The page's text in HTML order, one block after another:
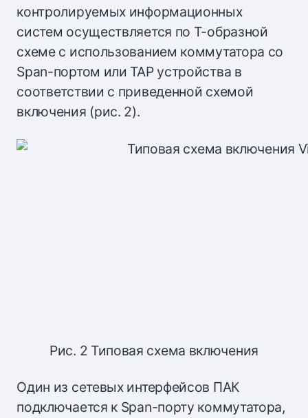
контролируемых информационных
систем осуществляется по Т-образной
схеме с использованием коммутатора со
Span-портом или TAP устройства в
соответствии с приведенной схемой
включения (рис. 2).
Рис. 2 Типовая схема включения
Один из сетевых интерфейсов ПАК
подключается к Span-порту коммутатора,